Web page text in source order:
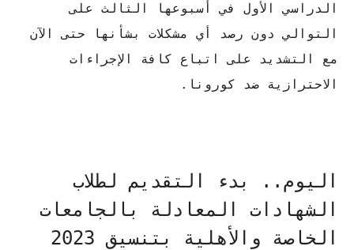
الدراسي الأول في أسبوعها الثالث على
التوالي دون رصد أي مشكلات بشأنها حتى الآن
مع التشديد على اتباع كافة الإجراءات
الاحترازية ضد كورونا.
اليوم.. بدء التقديم لطلاب
الشهادات المعادلة بالجامعات
الخاصة والأهلية بتنسيق 2023